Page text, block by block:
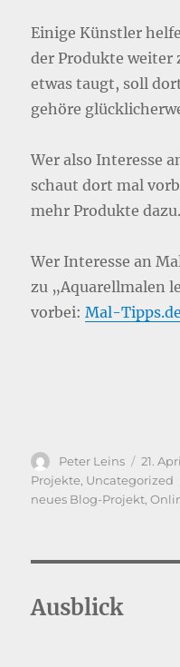
Einige Künstler
der Produkte weiter
etwas taugt, soll
gehöre
Wer also Interesse
schaut dort mal
mehr Produkte dazu.
Wer Interesse an
zu „Aquarellmalen
vorbei:Mal-Tipps.de
Autor
Peter Leins
am
21.
Projekte, Uncategorized
neues Blog-Projekt,
Ausblick